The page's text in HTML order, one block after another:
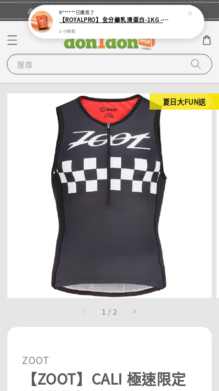
🎉登入會員・領取您的專屬折扣券！
搜尋
1 / 2
夏日大FUN送
ZOOT
【ZOOT】CALI 極速限定
R******已購買了
【ROYALPRO】全分離乳清蛋白-1KG -多口味任選｜可加購湯匙
3 小時前